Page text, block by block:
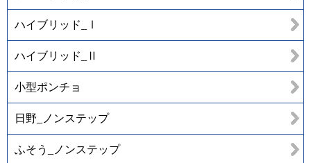
ハイブリッド_Ⅰ
ハイブリッド_Ⅱ
小型ポンチョ
日野_ノンステップ
ふそう_ノンステップ